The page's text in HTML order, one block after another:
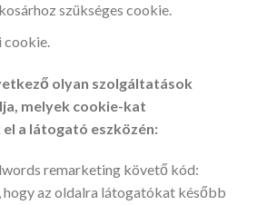
szükséges cookie.
olyan szolgáltatások
melyek cookie-kat
a látogató eszközén:
remarketing követő kód:
hogy az oldalra látogatókat később